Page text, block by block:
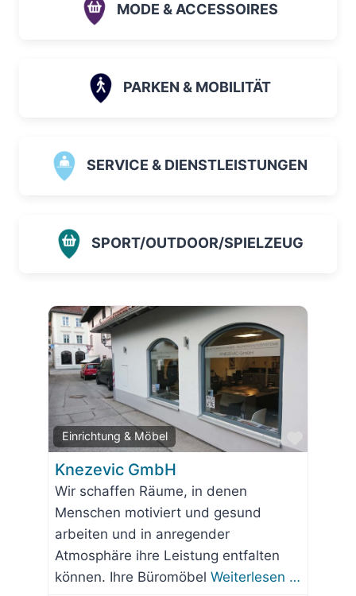
MODE & ACCESSOIRES
PARKEN & MOBILITÄT
SERVICE & DIENSTLEISTUNGEN
SPORT/OUTDOOR/SPIELZEUG
Einrichtung & Möbel
Knezevic GmbH
Wir schaffen Räume, in denen
Menschen motiviert und gesund
arbeiten und in anregender
Atmosphäre ihre Leistung entfalten
können. Ihre Büromöbel Weiterlesen …